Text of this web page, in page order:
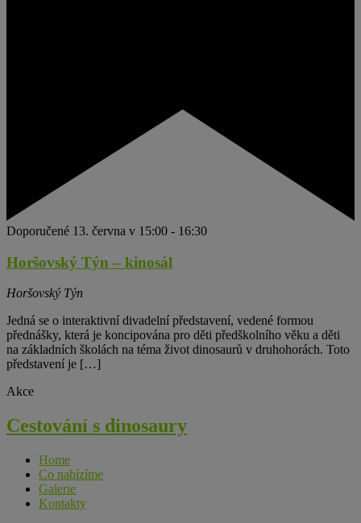
Doporučené 13. června v 15:00 - 16:30
Horšovský Týn – kinosál
Horšovský Týn
Jedná se o interaktivní divadelní představení, vedené formou
přednášky, která je koncipována pro děti předškolního věku a děti
na základních školách na téma život dinosaurů v druhohorách. Toto
představení je […]
Akce
Cestování s dinosaury
Home
Co nabízíme
Galerie
Kontakty